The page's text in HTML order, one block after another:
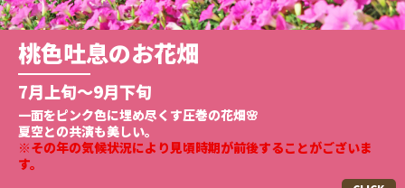
夏イベント
2026.7.18～2026.9.6
時は異なります。
夏を楽しむ限定イベントが続々登場！
水遊びや味覚狩り、動物ふれあい体験まで勢揃い✨
サマーナイトファーム2026
2026.7.18～2026.8.30
8/9はシンガポールナショナルデー！打ち上げる花火が2倍！
動物ふれあいイベントや牧場グルメ、打ち上げ花火！
夏は夜までマザー牧場で遊ぼう✨
桃色吐息のお花畑
7月上旬～9月下旬
一面をピンク色に埋め尽くす圧巻の花畑🌸
夏空との共演も美しい。
※その年の気候状況により見頃時期が前後することがございま
す。
シンガポールフェスティバル
2026.4.21～2026.9.27
マザー牧場にマーライオンが！？
シンガポールの魅力を楽しめる「シンガポールフェスティバル」
を開催！